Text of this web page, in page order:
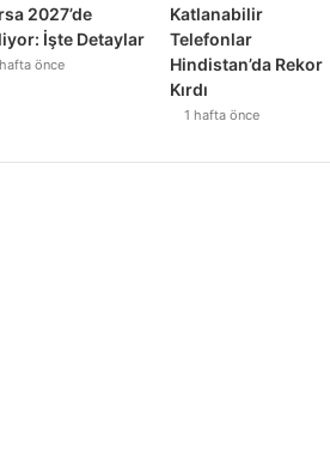
2027’de
İşte Detaylar
önce
Katlanabilir
Telefonlar
Hindistan’da Rekor
Kırdı
1 hafta önce